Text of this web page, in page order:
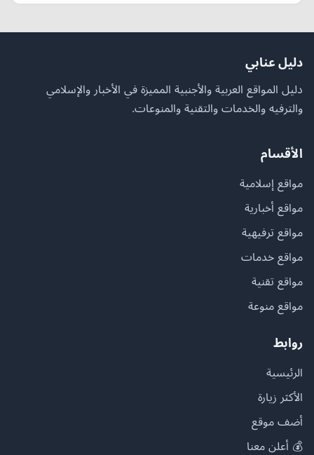
دليل عنابي
دليل المواقع العربية والأجنبية المميزة في الأخبار والإسلامي
والترفيه والخدمات والتقنية والمنوعات.
الأقسام
مواقع إسلامية
مواقع أخبارية
مواقع ترفيهية
مواقع خدمات
مواقع تقنية
مواقع منوعة
روابط
الرئيسية
الأكثر زيارة
أضف موقع
💰 أعلن معنا